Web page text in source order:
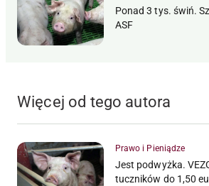
Ponad 3 tys. świń.
ASF
Więcej od tego autora
Prawo i Pieniądze
Jest podwyżka.
tuczników do 1,50